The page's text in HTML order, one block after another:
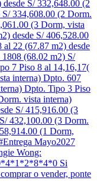
S/ 332,648.00 (2
334,608.00 (2 Dorm.
(3 Dorm, vista
desde S/ 406,528.00
22 (67.87 m2) desde
(68.02 m2) S/
7 Piso 8 al 14,16,17(
interna) Dpto. 607
Dpto. Tipo 3 Piso
vista interna)
S/ 415,916.00 (3
432,100.00 (3 Dorm.
(1 Dorm,
Mayo2027
Wong:
Si
o vender, ponte